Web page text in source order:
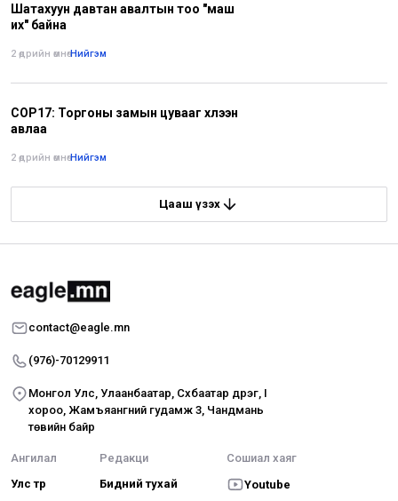
Шатахуун давтан авалтын тоо "маш
их" байна
2 өдрийн өмнө•Нийгэм
COP17: Торгоны замын цувааг хүлээн
авлаа
2 өдрийн өмнө•Нийгэм
Цааш үзэх
contact@eagle.mn
(976)-70129911
Монгол Улс, Улаанбаатар, Сүхбаатар дүүрэг, I
хороо, Жамъяангүний гудамж 3, Чандмань
төвийн байр
Ангилал
Улс төр
Редакци
Бидний тухай
Сошиал хаяг
Youtube